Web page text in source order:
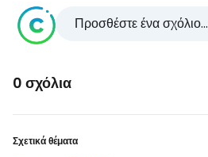
Προσθέστε ένα σχόλιο...
0 σχόλια
Σχετικά θέματα